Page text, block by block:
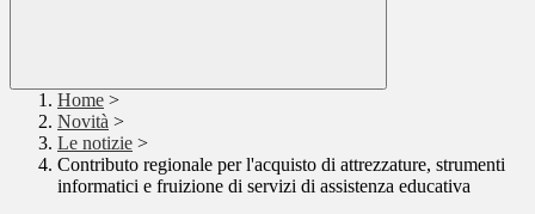
Home >
Novità >
Le notizie >
Contributo regionale per l'acquisto di attrezzature, strumenti
informatici e fruizione di servizi di assistenza educativa